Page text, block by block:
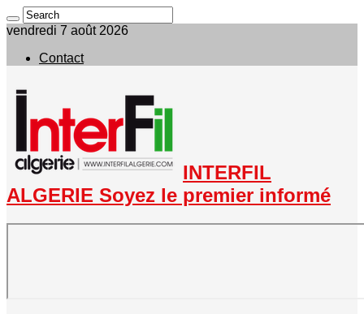
vendredi 7 août 2026
Contact
INTERFIL
ALGERIE Soyez le premier informé